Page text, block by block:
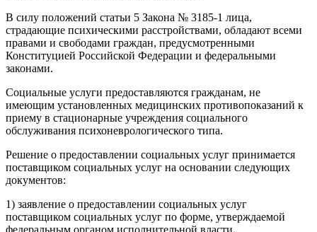
В силу положений статьи 5 Закона № 3185-1 лица,
страдающие психическими расстройствами, обладают всеми
правами и свободами граждан, предусмотренными
Конституцией Российской Федерации и федеральными
законами.
Социальные услуги предоставляются гражданам, не
имеющим установленных медицинских противопоказаний к
приему в стационарные учреждения социального
обслуживания психоневрологического типа.
Решение о предоставлении социальных услуг принимается
поставщиком социальных услуг на основании следующих
документов:
1) заявление о предоставлении социальных услуг
поставщиком социальных услуг по форме, утверждаемой
федеральным органом исполнительной власти,